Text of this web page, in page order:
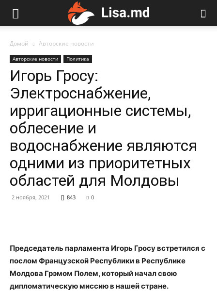
Домой Авторские новости
Авторские новости Политика
Игорь Гросу:
Электроснабжение,
ирригационные системы,
облесение и
водоснабжение являются
одними из приоритетных
областей для Молдовы
2 ноября, 2021 843 0
Председатель парламента Игорь Гросу встретился с
послом Французской Республики в Республике
Молдова Грэмом Полем, который начал свою
дипломатическую миссию в нашей стране.